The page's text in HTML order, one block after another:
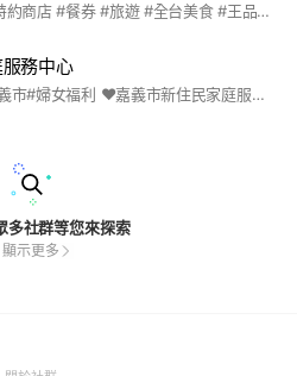
#優惠票券 #國旅卡特約商店 #餐券 #旅遊 #全台美食 #王品系列 #萬豪酒店 #饗食天堂 #海港系列 #吃喝玩樂 #住宿券 #各大樂園 #飯店 #連鎖餐飲 #家樂福禮券 #7-11商品卡 #離島旅遊 #國內旅遊 #機票 #船票 #小琉球 #團媽合作 #親子同樂 #電子券 #實體通路 #代訂房 #船票 #自由行 #客製化旅遊 #簽證 #KOL合作 #多元支付 #全球網卡 #即買即用 #團購 #公司行號 #職工福委 #員工聚餐 #自助餐 #福利
務中心
#新住民#新移民#嘉義市#婦女福利 ❤️嘉義市新住民家庭服務中心❤️ 😀電話：05-2310445 😀服務地點：嘉義市西區德安路6號後棟4樓（婦女福利服務中心） 😀服務時間：周一至周五（上午8:00~12:00；下午1:30~5:30） 😀嘉義市新住民家庭服務中心粉絲專頁https://www.facebook.com/familychiayi/about/?ref=page_intern
多社群等您來探索
顯示更多